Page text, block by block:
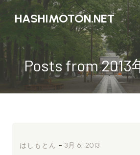
HASHIMOTON.NET
Posts from 2013
はしもとん - 3月 6, 2013